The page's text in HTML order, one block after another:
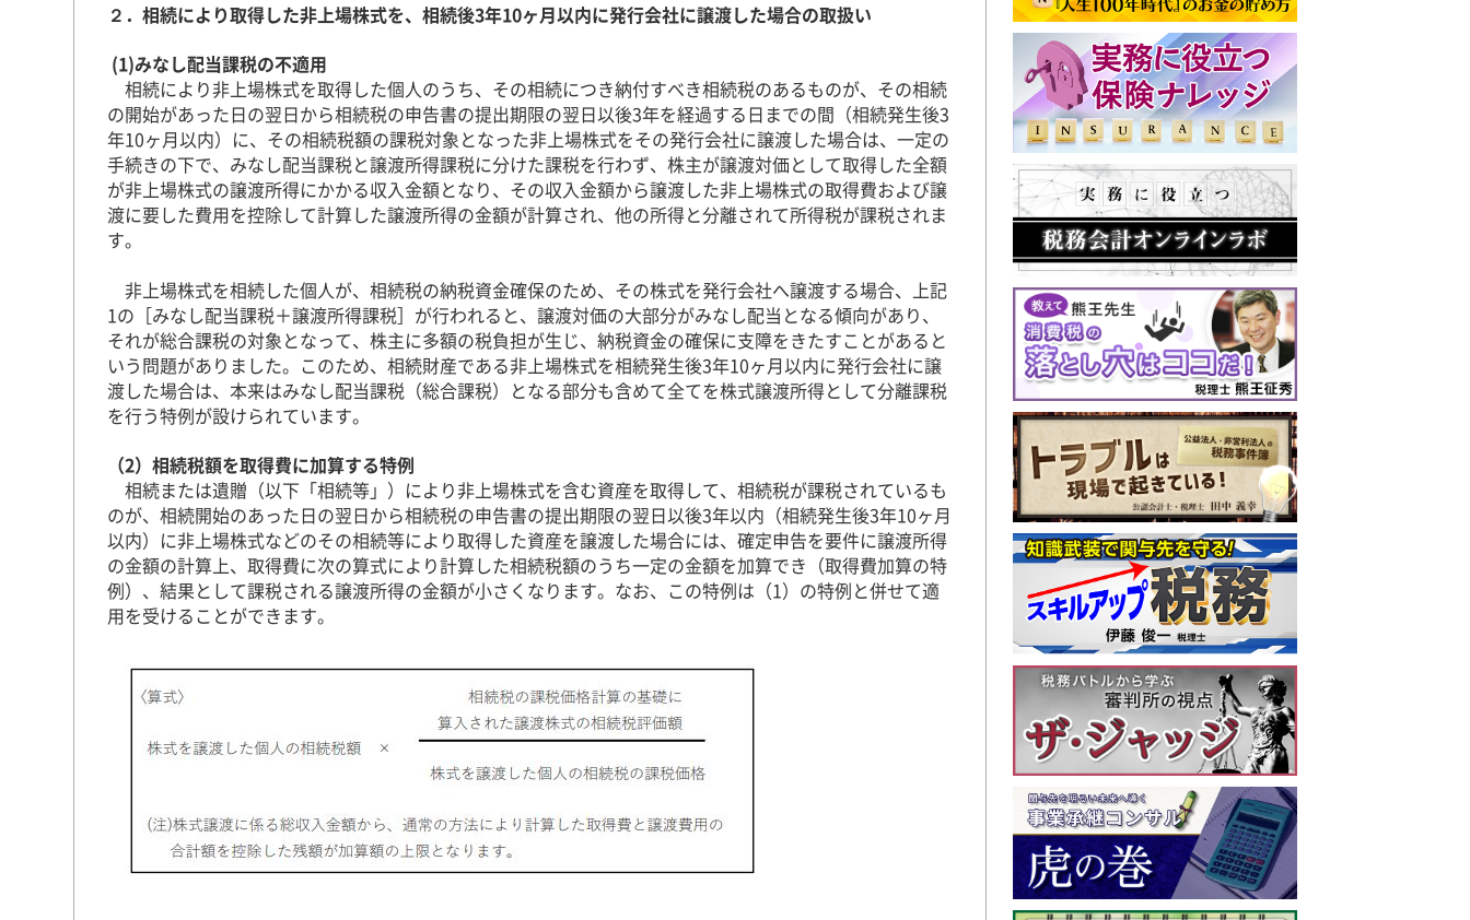
２．相続により取得した非上場株式を、相続後3年10ヶ月以内に発行会社に譲渡した場合の取扱い
(1)みなし配当課税の不適用
相続により非上場株式を取得した個人のうち、その相続につき納付すべき相続税のあるものが、その相続
の開始があった日の翌日から相続税の申告書の提出期限の翌日以後3年を経過する日までの間（相続発生後3
年10ヶ月以内）に、その相続税額の課税対象となった非上場株式をその発行会社に譲渡した場合は、一定の
手続きの下で、みなし配当課税と譲渡所得課税に分けた課税を行わず、株主が譲渡対価として取得した全額
が非上場株式の譲渡所得にかかる収入金額となり、その収入金額から譲渡した非上場株式の取得費および譲
渡に要した費用を控除して計算した譲渡所得の金額が計算され、他の所得と分離されて所得税が課税されま
す。
非上場株式を相続した個人が、相続税の納税資金確保のため、その株式を発行会社へ譲渡する場合、上記
1の［みなし配当課税＋譲渡所得課税］が行われると、譲渡対価の大部分がみなし配当となる傾向があり、
それが総合課税の対象となって、株主に多額の税負担が生じ、納税資金の確保に支障をきたすことがあると
いう問題がありました。このため、相続財産である非上場株式を相続発生後3年10ヶ月以内に発行会社に譲
渡した場合は、本来はみなし配当課税（総合課税）となる部分も含めて全てを株式譲渡所得として分離課税
を行う特例が設けられています。
（2）相続税額を取得費に加算する特例
相続または遺贈（以下「相続等」）により非上場株式を含む資産を取得して、相続税が課税されているも
のが、相続開始のあった日の翌日から相続税の申告書の提出期限の翌日以後3年以内（相続発生後3年10ヶ月
以内）に非上場株式などのその相続等により取得した資産を譲渡した場合には、確定申告を要件に譲渡所得
の金額の計算上、取得費に次の算式により計算した相続税額のうち一定の金額を加算でき（取得費加算の特
例）、結果として課税される譲渡所得の金額が小さくなります。なお、この特例は（1）の特例と併せて適
用を受けることができます。